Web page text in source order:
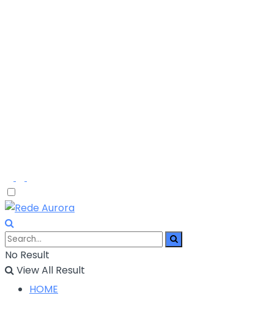
No Result
View All Result
HOME